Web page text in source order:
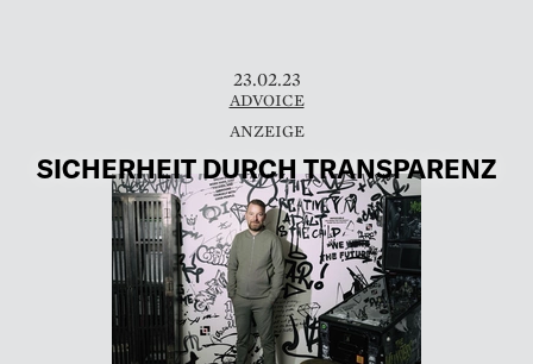
23.02.23
ADVOICE
SICHERHEIT DURCH TRANSPARENZ